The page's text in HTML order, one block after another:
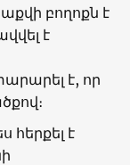
բողոքն է
է
է, որ
է